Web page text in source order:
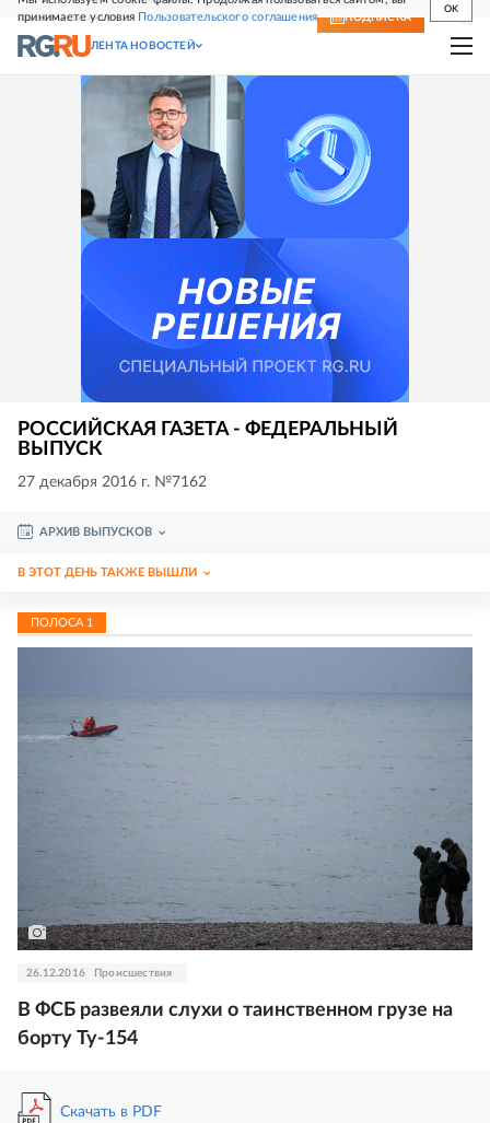
принимаете условия Пользовательского соглашения
OK
СВЕЖИЙ НОМЕР ПОДПИСКА
ЛЕНТА НОВОСТЕЙ
РОССИЙСКАЯ ГАЗЕТА - ФЕДЕРАЛЬНЫЙ
ВЫПУСК
27 декабря 2016 г. №7162
АРХИВ ВЫПУСКОВ
В ЭТОТ ДЕНЬ ТАКЖЕ ВЫШЛИ
ПОЛОСА 1
26.12.2016 Происшествия
В ФСБ развеяли слухи о таинственном грузе на
борту Ту-154
Скачать в PDF